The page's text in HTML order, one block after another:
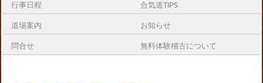
行事日程 合気道TIPS
道場案内 お知らせ
問合せ 無料体験稽古について